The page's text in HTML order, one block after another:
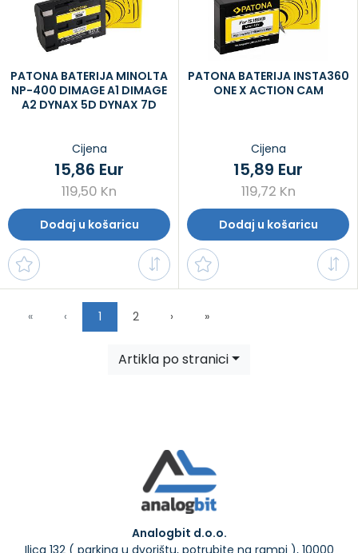
PATONA BATERIJA MINOLTA
NP-400 DIMAGE A1 DIMAGE
A2 DYNAX 5D DYNAX 7D
Cijena
119,50 Kn
15,86 Eur
Dodaj u košaricu
PATONA BATERIJA INSTA360
ONE X ACTION CAM
Cijena
119,72 Kn
15,89 Eur
Dodaj u košaricu
«First ‹ Previous
1 2 ›Next »Last
Artikla po stranici
Analogbit d.o.o.
Ilica 132 ( parking u dvorištu, potrubite na rampi ), 10000